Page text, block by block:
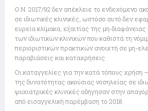
Ο Ν. 2017/92 δεν απέκλειε το ενδεχόμενο
σε ιδιωτικές κλινικές, ωστόσο αυτό δεν
ευρεία κλίμακα, εξαιτίας της μη-
των ιδιωτικών κλινικών που καθιστά τη
περιοριστικών πρακτικών ανοιχτή σε μη-
παραβιάσεις και καταχρήσεις.
Οι καταγγελίες για την κατά τόπους χρήση
της δυνατότητας ακούσιας νοσηλείας σε
ψυχιατρικές κλινικές οδήγησαν στην
από εισαγγελική παρέμβαση το 2018.